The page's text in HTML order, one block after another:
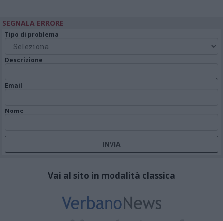
SEGNALA ERRORE
Tipo di problema
Descrizione
Email
Nome
Vai al sito in modalità classica